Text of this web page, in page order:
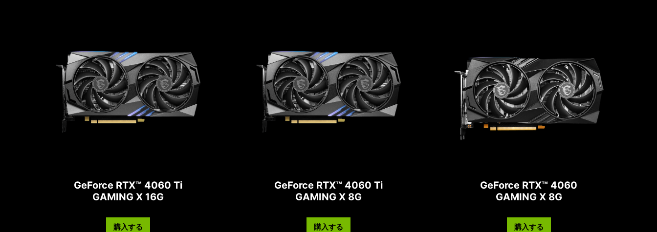
GeForce RTX™ 4060 Ti
GAMING X 16G
購入する
GeForce RTX™ 4060 Ti
GAMING X 8G
購入する
GeForce RTX™ 4060
GAMING X 8G
購入する